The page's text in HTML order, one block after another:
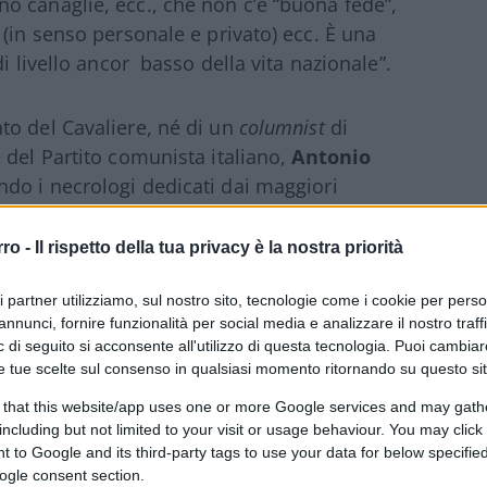
- Il rispetto della tua privacy è la nostra priorità
partner utilizziamo, sul nostro sito, tecnologie come i cookie per
fornire funzionalità per social media e analizzare il nostro
di seguito si acconsente all'utilizzo di questa tecnologia. Puoi
tue scelte sul consenso in qualsiasi momento ritornando su questo
that this website/app uses one or more Google services and may
but not limited to your visit or usage behaviour. You may
to Google and its third-party tags to use your data for below
consent section.
senso personale e privato) ecc. È una
ancor basso della vita nazionale”.
del Cavaliere, né di un columnist di
del Partito comunista italiano,Antonio
i necrologi dedicati dai maggiori
. Un grande diseducatore nazionale
per una facile popolarità l’ethos
preferisce la schiettezza d’accenti e non
vita nazionale solo perché, in tal modo,
del Palazzo.Biagi, comeGiorgio
maestro di quella retorica antiretorica,
al buon senso della “provincia
e programmi che, piacciano o no,